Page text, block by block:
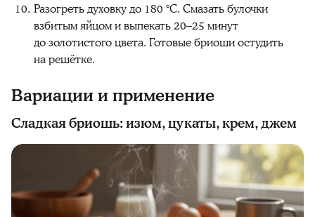
Разогреть духовку до 180 °C. Смазать булочки
взбитым яйцом и выпекать 20–25 минут
до золотистого цвета. Готовые бриоши остудить
на решётке.
Вариации и применение
Сладкая бриошь: изюм, цукаты, крем, джем